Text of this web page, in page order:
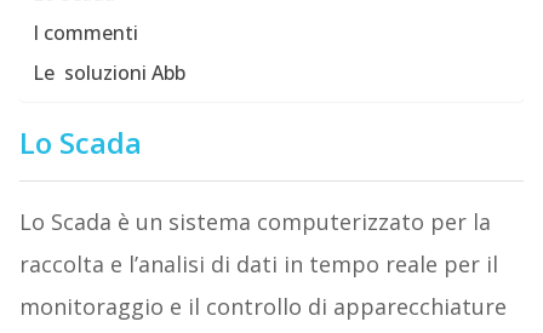
I commenti
Le soluzioni Abb
Lo Scada
Lo Scada è un sistema computerizzato per la
raccolta e l’analisi di dati in tempo reale per il
monitoraggio e il controllo di apparecchiature